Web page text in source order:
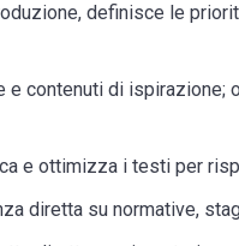
definisce le
e contenuti di ispirazione;
e ottimizza i testi per
diretta su normative,